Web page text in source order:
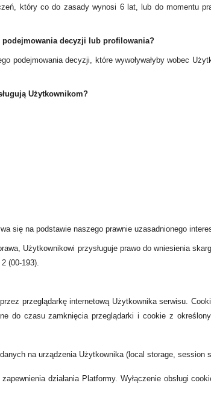
który co do zasady wynosi 6 lat, lub do momentu
podejmowania decyzji lub profilowania?
podejmowania decyzji, które wywoływałyby wobec
Użytkownikom?
się na podstawie naszego prawnie uzasadnionego
Użytkownikowi przysługuje prawo do wniesienia
(00-193).
przeglądarkę internetową Użytkownika serwisu.
do czasu zamknięcia przeglądarki i cookie z
na urządzenia Użytkownika (local storage, session
działania Platformy. Wyłączenie obsługi